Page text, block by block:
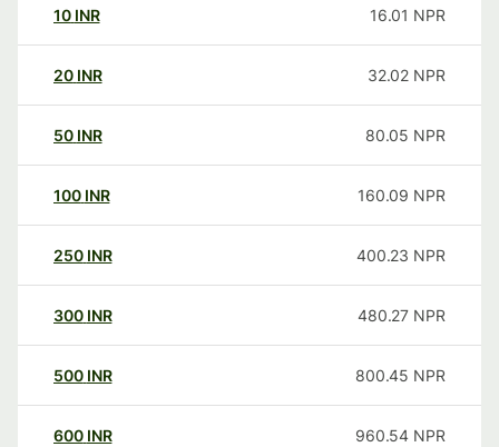
10 INR 16.01 NPR
20 INR 32.02 NPR
50 INR 80.05 NPR
100 INR 160.09 NPR
250 INR 400.23 NPR
300 INR 480.27 NPR
500 INR 800.45 NPR
600 INR 960.54 NPR